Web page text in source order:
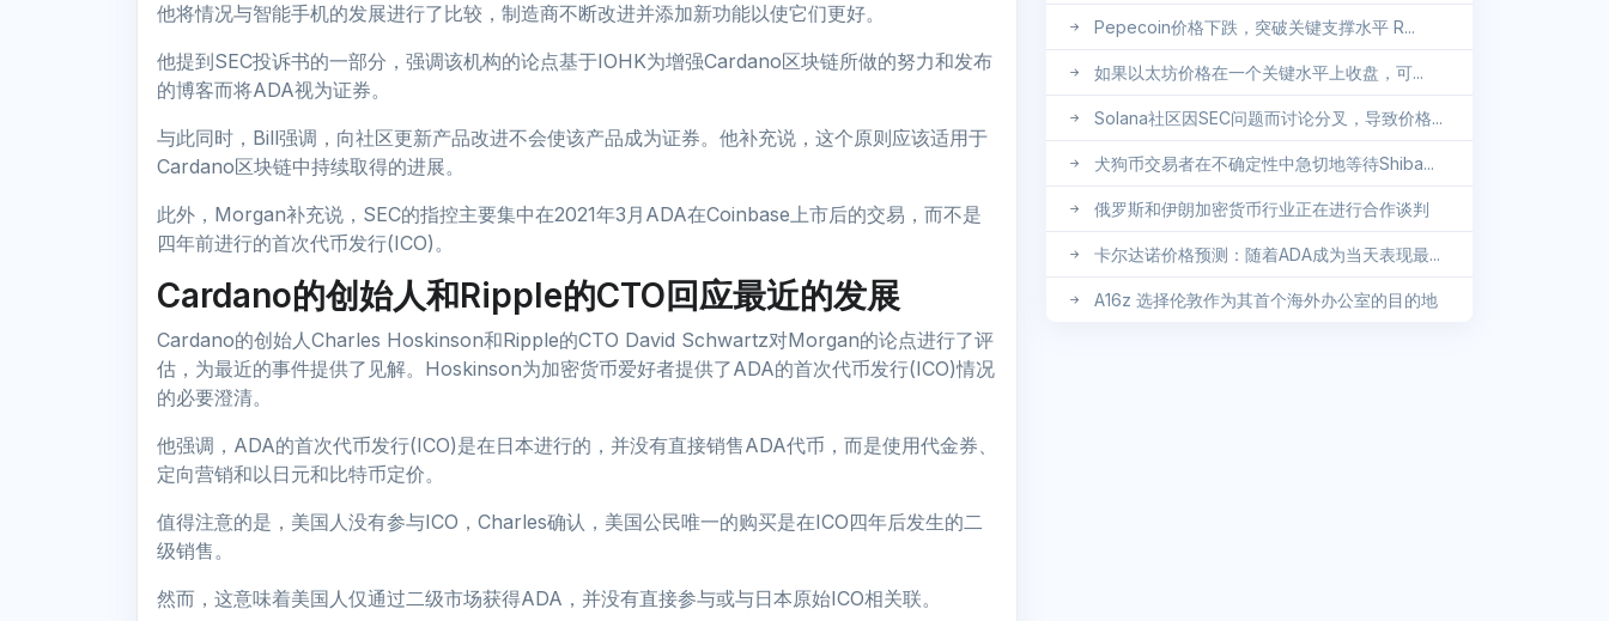
他将情况与智能手机的发展进行了比较，制造商不断改进并添加新功能以使它们更好。
他提到SEC投诉书的一部分，强调该机构的论点基于IOHK为增强Cardano区块链所做的努力和发布
的博客而将ADA视为证券。
与此同时，Bill强调，向社区更新产品改进不会使该产品成为证券。他补充说，这个原则应该适用于
Cardano区块链中持续取得的进展。
此外，Morgan补充说，SEC的指控主要集中在2021年3月ADA在Coinbase上市后的交易，而不是
四年前进行的首次代币发行(ICO)。
Cardano的创始人和Ripple的CTO回应最近的发展
Cardano的创始人Charles Hoskinson和Ripple的CTO David Schwartz对Morgan的论点进行了评
估，为最近的事件提供了见解。Hoskinson为加密货币爱好者提供了ADA的首次代币发行(ICO)情况
的必要澄清。
他强调，ADA的首次代币发行(ICO)是在日本进行的，并没有直接销售ADA代币，而是使用代金券、
定向营销和以日元和比特币定价。
值得注意的是，美国人没有参与ICO，Charles确认，美国公民唯一的购买是在ICO四年后发生的二
级销售。
然而，这意味着美国人仅通过二级市场获得ADA，并没有直接参与或与日本原始ICO相关联。
Pepecoin价格下跌，突破关键支撑水平 R...
如果以太坊价格在一个关键水平上收盘，可...
Solana社区因SEC问题而讨论分叉，导致价格...
犬狗币交易者在不确定性中急切地等待Shiba...
俄罗斯和伊朗加密货币行业正在进行合作谈判
卡尔达诺价格预测：随着ADA成为当天表现最...
A16z 选择伦敦作为其首个海外办公室的目的地